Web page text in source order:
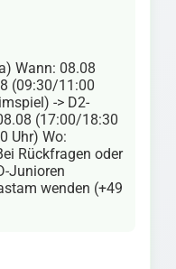
Wann: 08.08
(09:30/11:00
-> D2-
(17:00/18:30
Uhr) Wo:
Rückfragen oder
Junioren
wenden (+49